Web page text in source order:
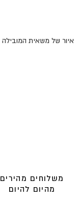
משלוחים מהירים
מהיום להיום